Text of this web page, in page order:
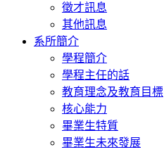
徵才訊息
其他訊息
系所簡介
學程簡介
學程主任的話
教育理念及教育目標
核心能力
畢業生特質
畢業生未來發展